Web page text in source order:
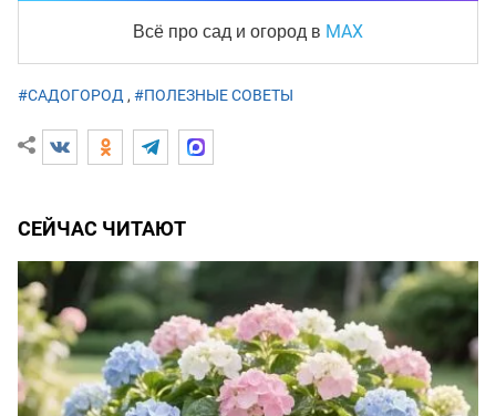
Всё про сад и огород в MAX
#САДОГОРОД, #ПОЛЕЗНЫЕ СОВЕТЫ
СЕЙЧАС ЧИТАЮТ